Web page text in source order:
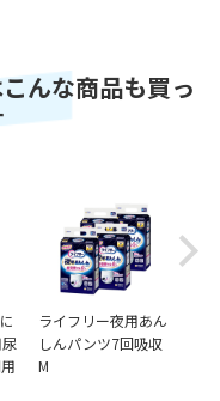
んな商品も買っ
ライフリー夜用あん
しんパンツ7回吸収
M
Next